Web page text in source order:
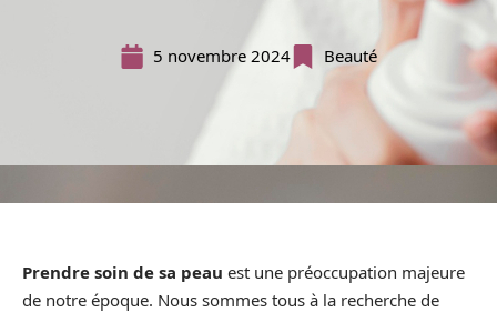
5 novembre 2024 Beauté
Prendre soin de sa peau est une préoccupation majeure
de notre époque. Nous sommes tous à la recherche de